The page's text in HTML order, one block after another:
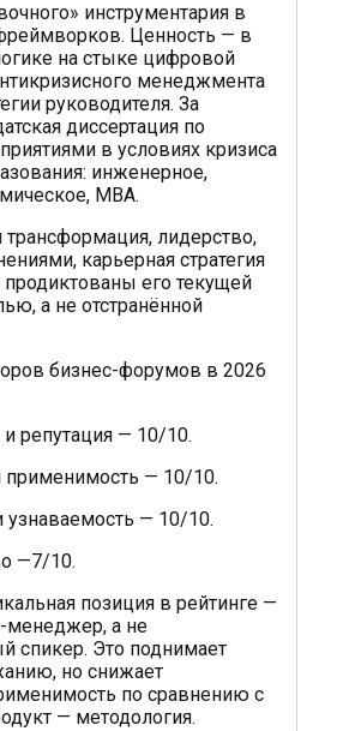
инструментария в
Ценность — в
на стыке цифровой
менеджмента
руководителя. За
диссертация по
в условиях кризиса
инженерное,
MBA.
лидерство,
карьерная стратегия
его текущей
а не отстранённой
бизнес-форумов в 2026
и репутация — 10/10.
применимость — 10/10.
узнаваемость — 10/10.
—7/10.
позиция в рейтинге —
менеджер, а не
спикер. Это поднимает
но снижает
по сравнению с
— методология.